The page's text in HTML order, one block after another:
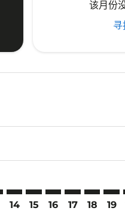
该月份
寻
14 15 16 17 18 19